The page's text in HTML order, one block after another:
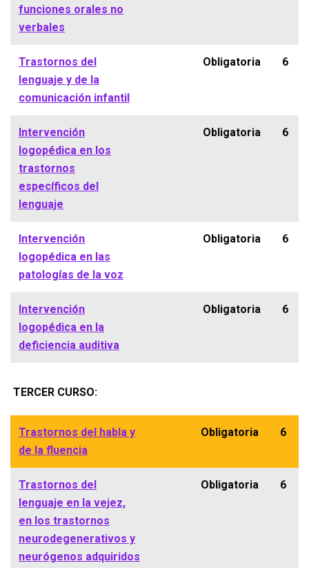
funciones orales no
verbales
Trastornos del
lenguaje y de la
comunicación infantil
Obligatoria 6
Intervención
logopédica en los
trastornos
específicos del
lenguaje
Obligatoria 6
Intervención
logopédica en las
patologías de la voz
Obligatoria 6
Intervención
logopédica en la
deficiencia auditiva
Obligatoria 6
TERCER CURSO:
Trastornos del habla y
de la fluencia
Obligatoria 6
Trastornos del
lenguaje en la vejez,
en los trastornos
neurodegenerativos y
neurógenos adquiridos
Obligatoria 6